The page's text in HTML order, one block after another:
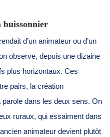
buissonnier
d’un animateur ou d’un
observe, depuis une dizaine
plus horizontaux. Ces
pairs, la création
dans les deux sens. On
ruraux, qui essaiment dans
animateur devient plutôt